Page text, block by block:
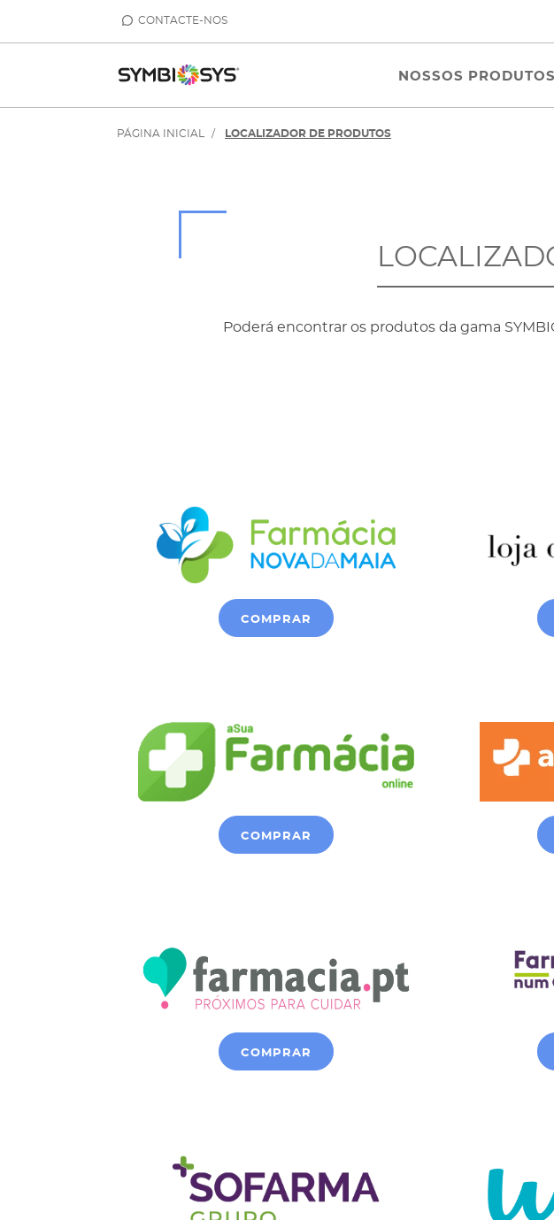
CONTACTE-NOS
NOSSOS PRODUTOS
PÁGINA INICIAL LOCALIZADOR DE PRODUTOS
Poderá encontrar os produtos da gama
COMPRAR
COMPRAR
COMPRAR